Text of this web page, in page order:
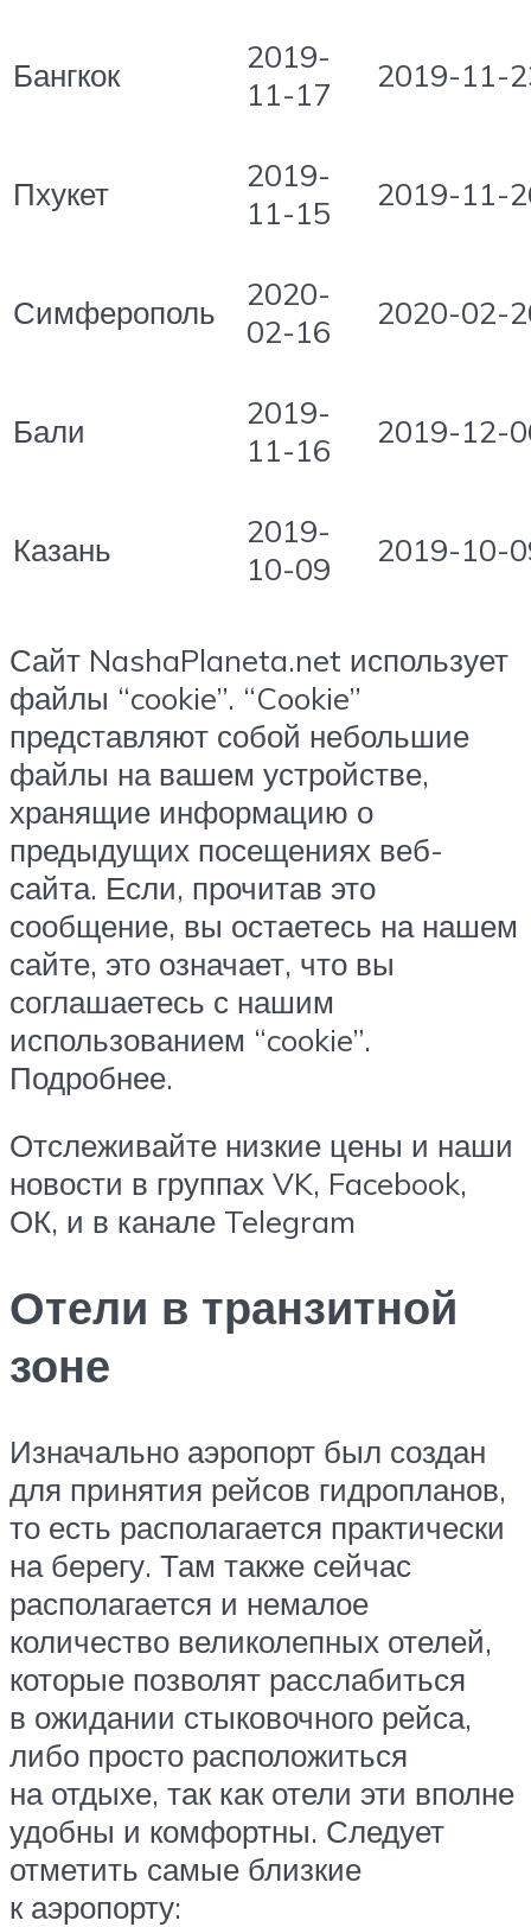
Бангкок
2019-
11-17
2019-11-
Пхукет
2019-
11-15
2019-11-
Симферополь
2020-
02-16
2020-02-
Бали
2019-
11-16
2019-12-
Казань
2019-
10-09
2019-10-
Сайт NashaPlaneta.net использует
файлы “cookie”. “Cookie”
представляют собой небольшие
файлы на вашем устройстве,
хранящие информацию о
предыдущих посещениях веб-
сайта. Если, прочитав это
сообщение, вы остаетесь на нашем
сайте, это означает, что вы
соглашаетесь с нашим
использованием “cookie”.
Подробнее.
Отслеживайте низкие цены и наши
новости в группах VK, Facebook,
ОК, и в канале Telegram
Отели в транзитной
зоне
Изначально аэропорт был создан
для принятия рейсов гидропланов,
то есть располагается практически
на берегу. Там также сейчас
располагается и немалое
количество великолепных отелей,
которые позволят расслабиться
в ожидании стыковочного рейса,
либо просто расположиться
на отдыхе, так как отели эти вполне
удобны и комфортны. Следует
отметить самые близкие
к аэропорту: